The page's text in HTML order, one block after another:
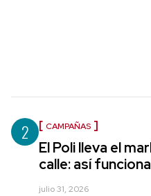
2 CAMPAÑAS
El Poli lleva el
calle: así
julio 31, 2026